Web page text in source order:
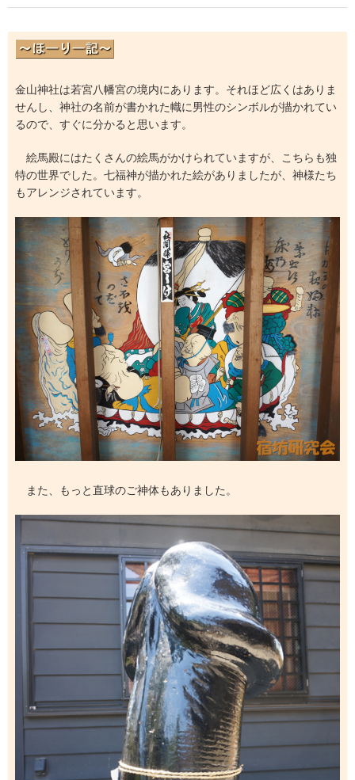
金山神社は若宮八幡宮の境内にあります。それほど広くはありま
せんし、神社の名前が書かれた幟に男性のシンボルが描かれてい
るので、すぐに分かると思います。
絵馬殿にはたくさんの絵馬がかけられていますが、こちらも独
特の世界でした。七福神が描かれた絵がありましたが、神様たち
もアレンジされています。
また、もっと直球のご神体もありました。